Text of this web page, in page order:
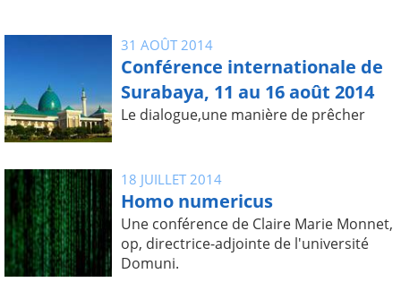
31 AOÛT 2014
Conférence internationale de
Surabaya, 11 au 16 août 2014
Le dialogue,une manière de prêcher
18 JUILLET 2014
Homo numericus
Une conférence de Claire Marie Monnet,
op, directrice-adjointe de l'université
Domuni.